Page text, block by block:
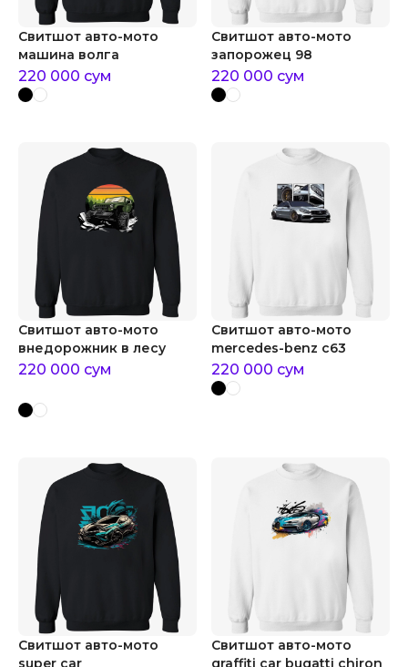
Свитшот авто-мото
машина волга
220 000 сум
Свитшот авто-мото
запорожец 98
220 000 сум
Свитшот авто-мото
внедорожник в лесу
220 000 сум
Свитшот авто-мото
mercedes-benz c63
220 000 сум
Свитшот авто-мото
super car
Свитшот авто-мото
graffiti car bugatti chiron